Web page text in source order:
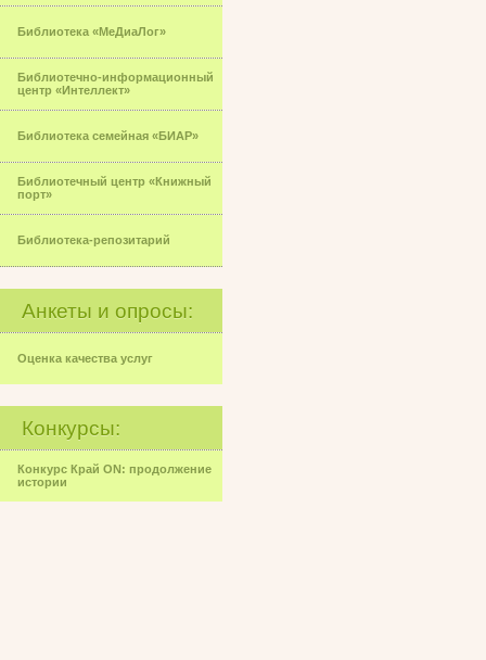
Библиотека «МеДиаЛог»
Библиотечно-информационный
центр «Интеллект»
Библиотека семейная «БИАР»
Библиотечный центр «Книжный
порт»
Библиотека-репозитарий
Анкеты и опросы:
Оценка качества услуг
Конкурсы:
Конкурс Край ON: продолжение
истории